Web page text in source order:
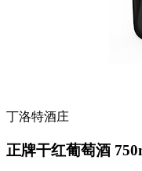
丁洛特酒庄
正牌干红葡萄酒